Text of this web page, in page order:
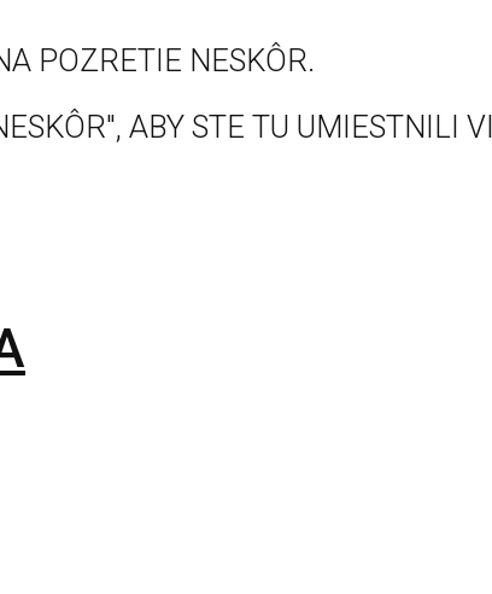
POZRETIE NESKÔR.
ABY STE TU UMIESTNILI